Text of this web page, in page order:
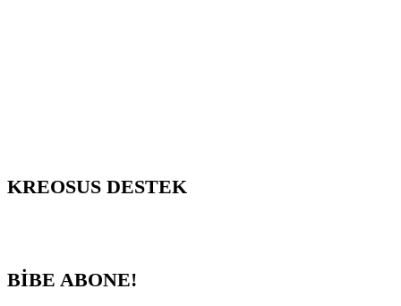
KREOSUS DESTEK
BİBE ABONE!